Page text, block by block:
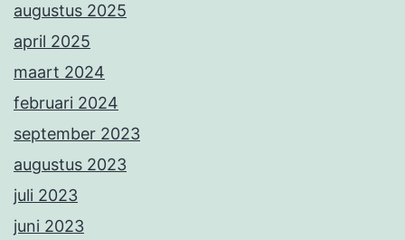
augustus 2025
april 2025
maart 2024
februari 2024
september 2023
augustus 2023
juli 2023
juni 2023